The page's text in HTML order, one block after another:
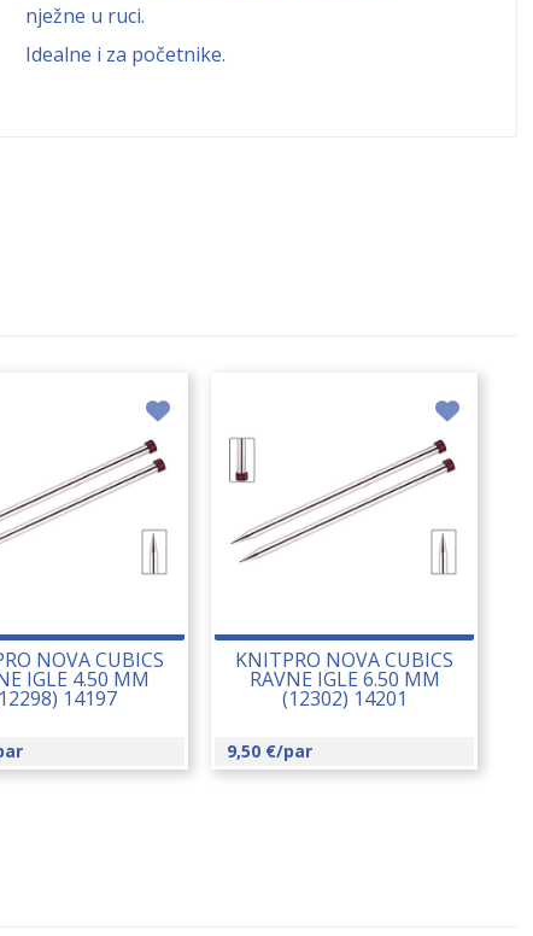
nježne u ruci.
Idealne i za početnike.
NOVA CUBICS
IGLE 4.50 MM
14197
KNITPRO NOVA CUBICS
RAVNE IGLE 6.50 MM
(12302) 14201
9,50 €/par